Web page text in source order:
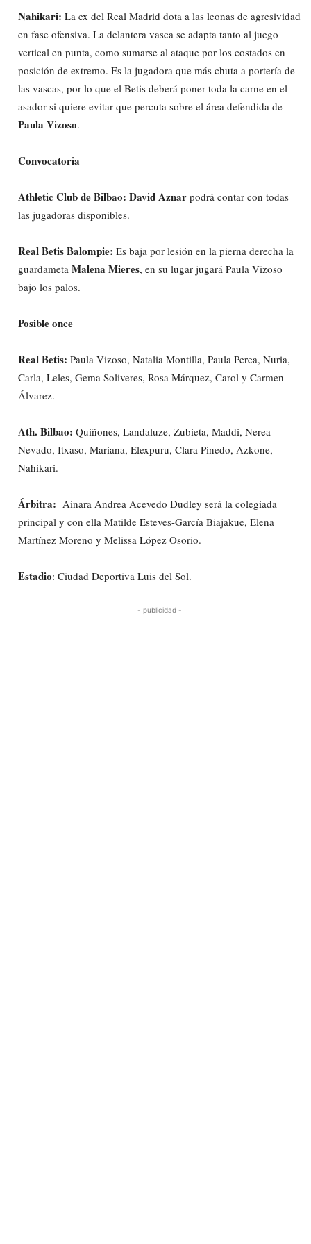
Nahikari: La ex del Real Madrid dota a las leonas de agresividad
en fase ofensiva. La delantera vasca se adapta tanto al juego
vertical en punta, como sumarse al ataque por los costados en
posición de extremo. Es la jugadora que más chuta a portería de
las vascas, por lo que el Betis deberá poner toda la carne en el
asador si quiere evitar que percuta sobre el área defendida de
Paula Vizoso.
Convocatoria
Athletic Club de Bilbao: David Aznar podrá contar con todas
las jugadoras disponibles.
Real Betis Balompie: Es baja por lesión en la pierna derecha la
guardameta Malena Mieres, en su lugar jugará Paula Vizoso
bajo los palos.
Posible once
Real Betis: Paula Vizoso, Natalia Montilla, Paula Perea, Nuria,
Carla, Leles, Gema Soliveres, Rosa Márquez, Carol y Carmen
Álvarez.
Ath. Bilbao: Quiñones, Landaluze, Zubieta, Maddi, Nerea
Nevado, Itxaso, Mariana, Elexpuru, Clara Pinedo, Azkone,
Nahikari.
Árbitra: Ainara Andrea Acevedo Dudley será la colegiada
principal y con ella Matilde Esteves-García Biajakue, Elena
Martínez Moreno y Melissa López Osorio.
Estadio: Ciudad Deportiva Luis del Sol.
- publicidad -